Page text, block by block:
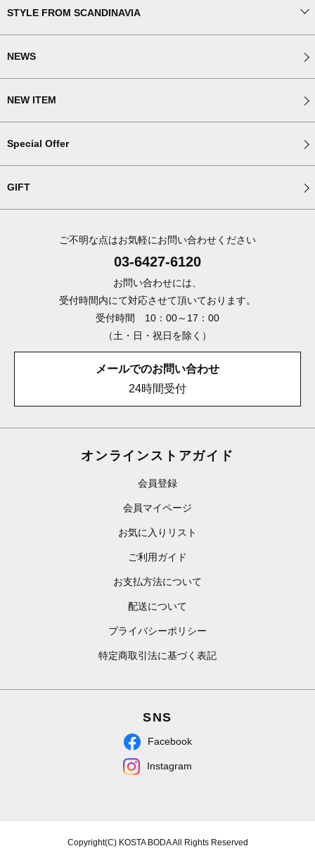
STYLE FROM SCANDINAVIA
NEWS
NEW ITEM
Special Offer
GIFT
ご不明な点はお気軽にお問い合わせください
03-6427-6120
お問い合わせには、
受付時間内にて対応させて頂いております。
受付時間 10：00～17：00
（土・日・祝日を除く）
メールでのお問い合わせ
24時間受付
オンラインストアガイド
会員登録
会員マイページ
お気に入りリスト
ご利用ガイド
お支払方法について
配送について
プライバシーポリシー
特定商取引法に基づく表記
SNS
Facebook
Instagram
Copyright(C) KOSTA BODA All Rights Reserved